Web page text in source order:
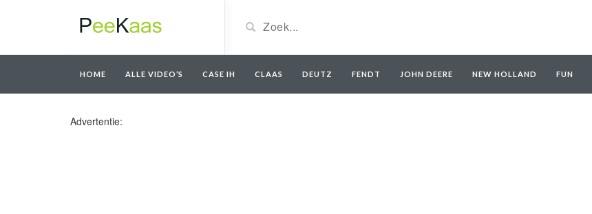
HOME ALLE VIDEO’S CASE IH CLAAS DEUTZ FENDT JOHN DEERE NEW HOLLAND FUN
Advertentie: